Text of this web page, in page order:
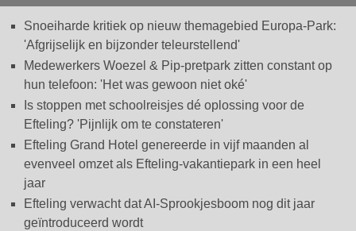
Snoeiharde kritiek op nieuw themagebied Europa-Park:
'Afgrijselijk en bijzonder teleurstellend'
Medewerkers Woezel & Pip-pretpark zitten constant op
hun telefoon: 'Het was gewoon niet oké'
Is stoppen met schoolreisjes dé oplossing voor de
Efteling? 'Pijnlijk om te constateren'
Efteling Grand Hotel genereerde in vijf maanden al
evenveel omzet als Efteling-vakantiepark in een heel
jaar
Efteling verwacht dat AI-Sprookjesboom nog dit jaar
geïntroduceerd wordt